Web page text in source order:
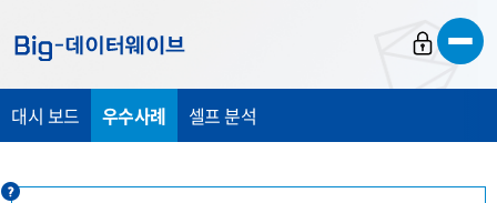
가
가
가
대시 보드 우수사례 셀프 분석